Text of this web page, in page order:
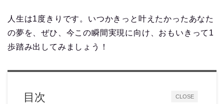
人生は1度きりです。いつかきっと叶えたかったあなた
の夢を、ぜひ、今この瞬間実現に向け、おもいきって1
歩踏み出してみましょう！
CLOSE
目次